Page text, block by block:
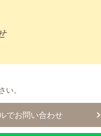
。
でお問い合わせ